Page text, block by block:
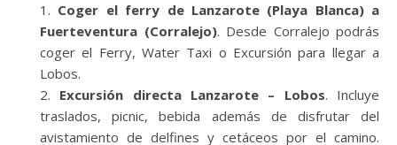
Coger el ferry de Lanzarote (Playa Blanca) a
Fuerteventura (Corralejo). Desde Corralejo podrás
coger el Ferry, Water Taxi o Excursión para llegar a
Lobos.
Excursión directa Lanzarote – Lobos. Incluye
traslados, picnic, bebida además de disfrutar del
avistamiento de delfines y cetáceos por el camino.